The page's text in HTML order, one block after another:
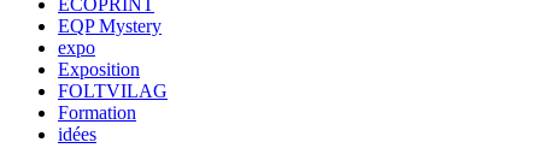
EQP Mystery
expo
Exposition
FOLTVILAG
Formation
idées